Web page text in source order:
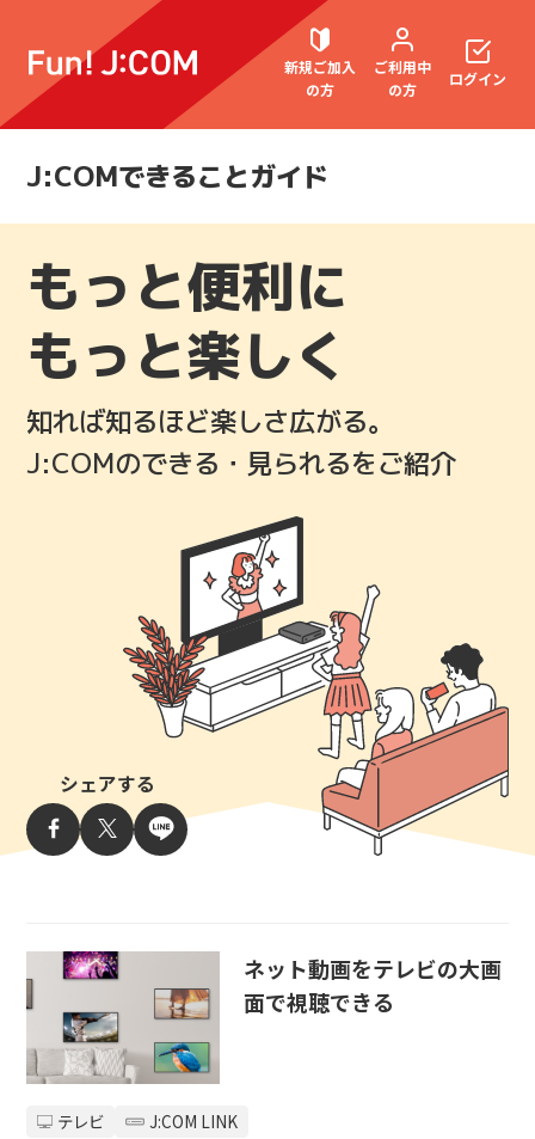
新規ご加入
の方
ご利用中
の方
お困りごと解決・よくあるご質問
ウェブメール マガジン
ログイン
J:COMできることガイド
もっと便利に
もっと楽しく
知れば知るほど楽しさ広がる。
J:COMのできる・見られるをご紹介
シェアする
ネット動画をテレビの大画
面で視聴できる
テレビ J:COM LINK